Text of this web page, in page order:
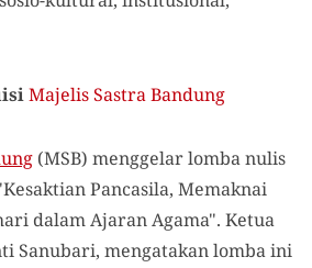
Majelis Sastra Bandung
(MSB) menggelar lomba nulis
Pancasila, Memaknai
dalam Ajaran Agama". Ketua
Sanubari, mengatakan lomba ini